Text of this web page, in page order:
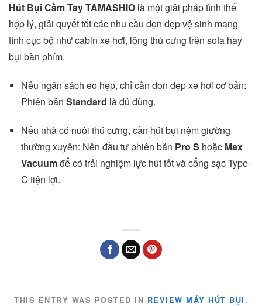
Hút Bụi Cầm Tay TAMASHIO là một giải pháp tình thế
hợp lý, giải quyết tốt các nhu cầu dọn dẹp vệ sinh mang
tính cục bộ như cabin xe hơi, lông thú cưng trên sofa hay
bụi bàn phím.
Nếu ngân sách eo hẹp, chỉ cần dọn dẹp xe hơi cơ bản:
Phiên bản Standard là đủ dùng.
Nếu nhà có nuôi thú cưng, cần hút bụi nệm giường
thường xuyên: Nên đầu tư phiên bản Pro S hoặc Max
Vacuumđể có trải nghiệm lực hút tốt và cổng sạc Type-
C tiện lợi.
THIS ENTRY WAS POSTED IN REVIEW MÁY HÚT BỤI .